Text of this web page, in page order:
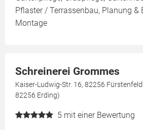
Pflaster / Terrassenbau, Planung &
Montage
Schreinerei Grommes
Kaiser-Ludwig-Str. 16, 82256
82256 Erding)
5 mit einer Bewertung